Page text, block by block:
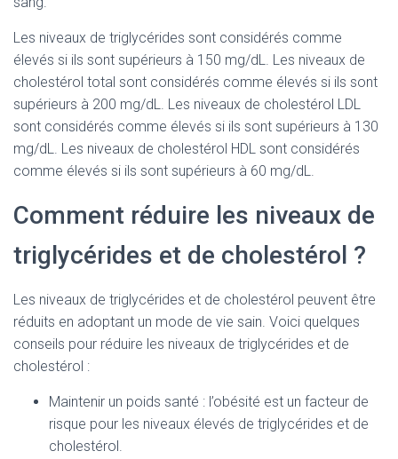
Les niveaux de triglycérides sont considérés comme
élevés si ils sont supérieurs à 150 mg/dL. Les niveaux de
cholestérol total sont considérés comme élevés si ils sont
supérieurs à 200 mg/dL. Les niveaux de cholestérol LDL
sont considérés comme élevés si ils sont supérieurs à 130
mg/dL. Les niveaux de cholestérol HDL sont considérés
comme élevés si ils sont supérieurs à 60 mg/dL.
Comment réduire les niveaux de
triglycérides et de cholestérol ?
Les niveaux de triglycérides et de cholestérol peuvent être
réduits en adoptant un mode de vie sain. Voici quelques
conseils pour réduire les niveaux de triglycérides et de
cholestérol :
Maintenir un poids santé : l’obésité est un facteur de
risque pour les niveaux élevés de triglycérides et de
cholestérol.